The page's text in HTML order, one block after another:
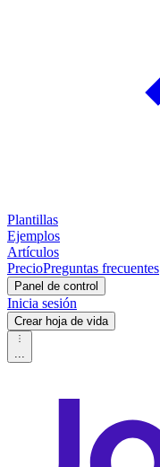
Plantillas
Ejemplos
Artículos
PrecioPreguntas frecuentes
Panel de control
Inicia sesión
Crear hoja de vida
...